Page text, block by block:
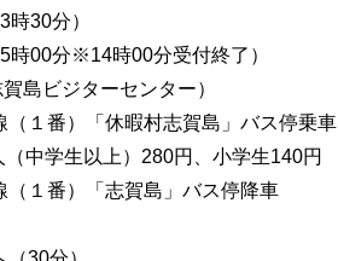
30分）
00分※14時00分受付終了）
島ビジターセンター）
１番）「休暇村志賀島」バス停乗車
中学生以上）280円、小学生140円
１番）「志賀島」バス停降車